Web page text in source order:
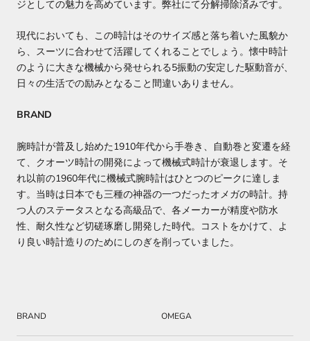
ジとしての魅力を高めています。弊社にて分解掃除済みです。
現代においても、この時計はそのサイズ感と落ち着いた風貌か
ら、スーツに合わせて活躍してくれることでしょう。懐中時計
のように大きな機械から発せられる5振動の安定した駆動音が、
日々の生活での励みとなること間違いありません。
BRAND
腕時計が普及し始めた1910年代から手巻き、自動巻と変遷を経
て、クオーツ時計の開発によって機械式時計が衰退します。そ
れ以前の1960年代に機械式腕時計はひとつのピークに達しま
す。当時は日本でも三種の神器の一つだったオメガの時計。持
つ人のステータスとなる高級品で、各メーカーが精度や防水
性、耐久性など切磋琢磨し開発した時代。コストをかけて、よ
り良い時計造りのためにしのぎを削っていました。
BRAND OMEGA